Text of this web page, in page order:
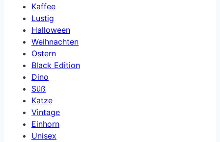
Kaffee
Lustig
Halloween
Weihnachten
Ostern
Black Edition
Dino
Süß
Katze
Vintage
Einhorn
Unisex